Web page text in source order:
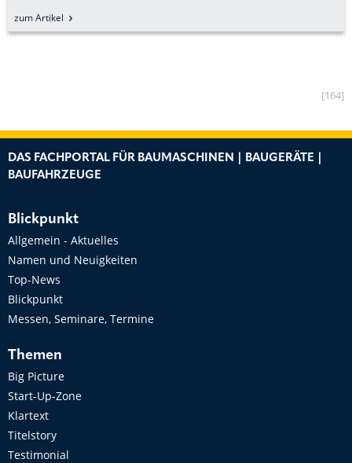
REIFENÜBERWACHUNGSLÖSUNGEN«
zum Artikel
[164]
DAS FACHPORTAL FÜR BAUMASCHINEN | BAUGERÄTE |
BAUFAHRZEUGE
Blickpunkt
Allgemein - Aktuelles
Namen und Neuigkeiten
Top-News
Blickpunkt
Messen, Seminare, Termine
Themen
Big Picture
Start-Up-Zone
Klartext
Titelstory
Testimonial